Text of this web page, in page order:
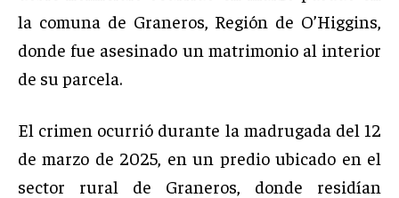
la comuna de Graneros, Región de O’Higgins,
donde fue asesinado un matrimonio al interior
de su parcela.
El crimen ocurrió durante la madrugada del 12
de marzo de 2025, en un predio ubicado en el
sector rural de Graneros, donde residían